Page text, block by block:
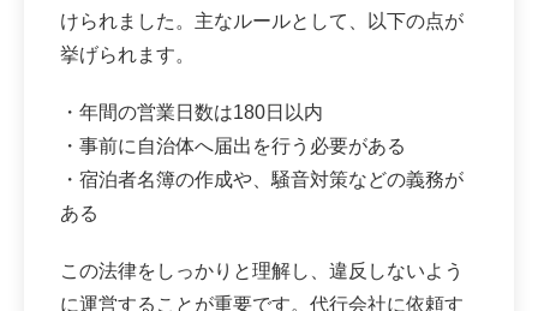
けられました。主なルールとして、以下の点が
挙げられます。
・年間の営業日数は180日以内
・事前に自治体へ届出を行う必要がある
・宿泊者名簿の作成や、騒音対策などの義務が
ある
この法律をしっかりと理解し、違反しないよう
に運営することが重要です。代行会社に依頼す